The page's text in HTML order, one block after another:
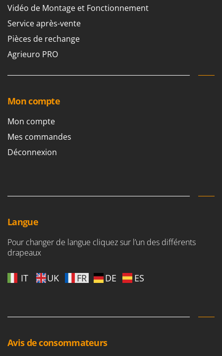
Vidéo de Montage et Fonctionnement
Service après-vente
Pièces de rechange
Agrieuro PRO
Mon compte
Mon compte
Mes commandes
Déconnexion
Langue
Pour changer de langue cliquez sur l’un des différents
drapeaux
IT UK FR DE ES
Avis de consommateurs